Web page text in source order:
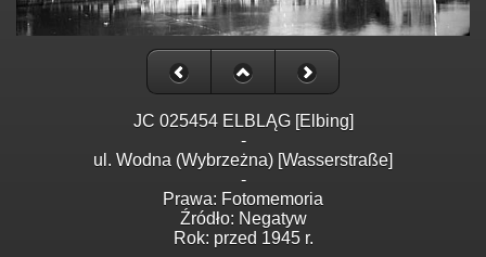
JC 025454 ELBLĄG [Elbing]
-
ul. Wodna (Wybrzeżna) [Wasserstraße]
-
Prawa: Fotomemoria
Źródło: Negatyw
Rok: przed 1945 r.